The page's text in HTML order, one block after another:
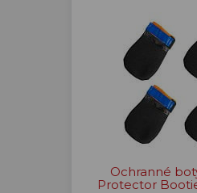
Ochranné
Protector